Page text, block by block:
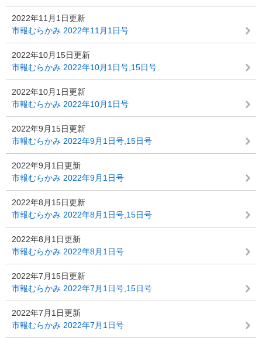
2022年11月1日更新
市報むらかみ 2022年11月1日号
2022年10月15日更新
市報むらかみ 2022年10月1日号,15日号
2022年10月1日更新
市報むらかみ 2022年10月1日号
2022年9月15日更新
市報むらかみ 2022年9月1日号,15日号
2022年9月1日更新
市報むらかみ 2022年9月1日号
2022年8月15日更新
市報むらかみ 2022年8月1日号,15日号
2022年8月1日更新
市報むらかみ 2022年8月1日号
2022年7月15日更新
市報むらかみ 2022年7月1日号,15日号
2022年7月1日更新
市報むらかみ 2022年7月1日号